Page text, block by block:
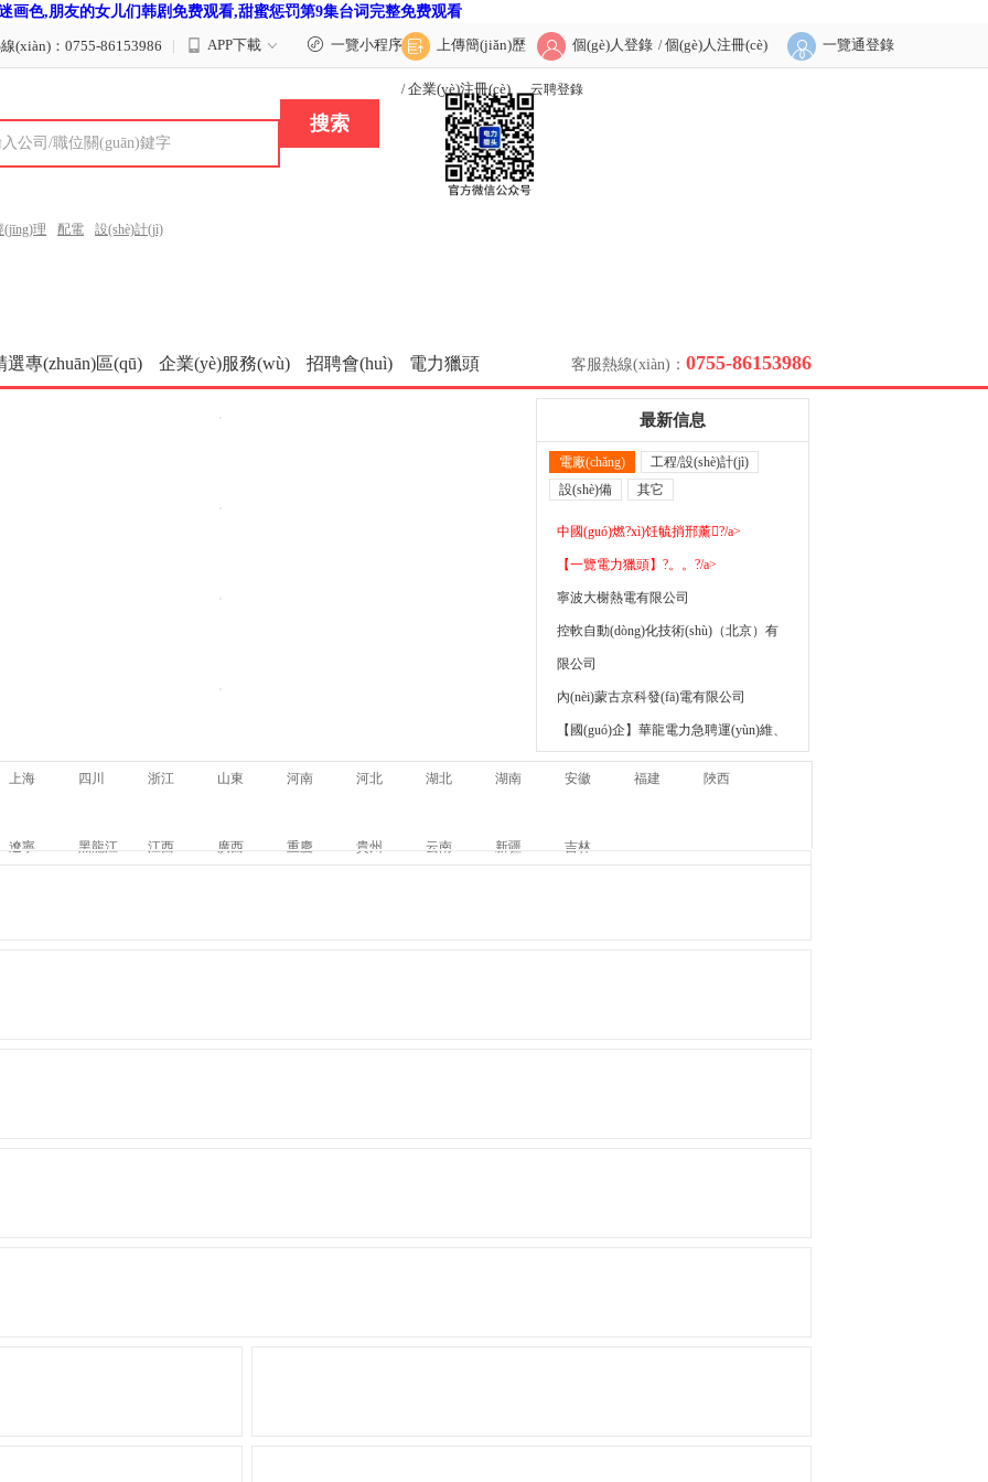
色,朋友的女儿们韩剧免费观看,甜蜜惩罚第9集台词完整免费观看
(xiàn)：0755-86153986 | APP下載 一覽小程序 上傳簡(jiǎn)歷 個(gè)人登錄 /個(gè)人注冊(cè) 一覽通登錄
/企業(yè)注冊(cè) 云聘登錄
(jīng)理 配電 設(shè)計(jì)
客服熱線(xiàn)： 0755-86153986
選專(zhuān)區(qū) 企業(yè)服務(wù) 招聘會(huì) 電力獵頭
最新信息
電廠(chǎng)
工程/設(shè)計(jì)
設(shè)備
其它
中國(guó)燃?xì)饪毓捎邢薰?/a>
【一覽電力獵頭】?。。?/a>
寧波大榭熱電有限公司
控軟自動(dòng)化技術(shù)（北京）有
限公司
內(nèi)蒙古京科發(fā)電有限公司
【國(guó)企】華龍電力急聘運(yùn)維、
調(diào)度..
大連學(xué)園供熱有限公司
上海 四川 浙江 山東 河南 河北 湖北 湖南 安徽 福建 陜西
遼寧 黑龍江 江西 廣西 重慶 貴州 云南 新疆 吉林